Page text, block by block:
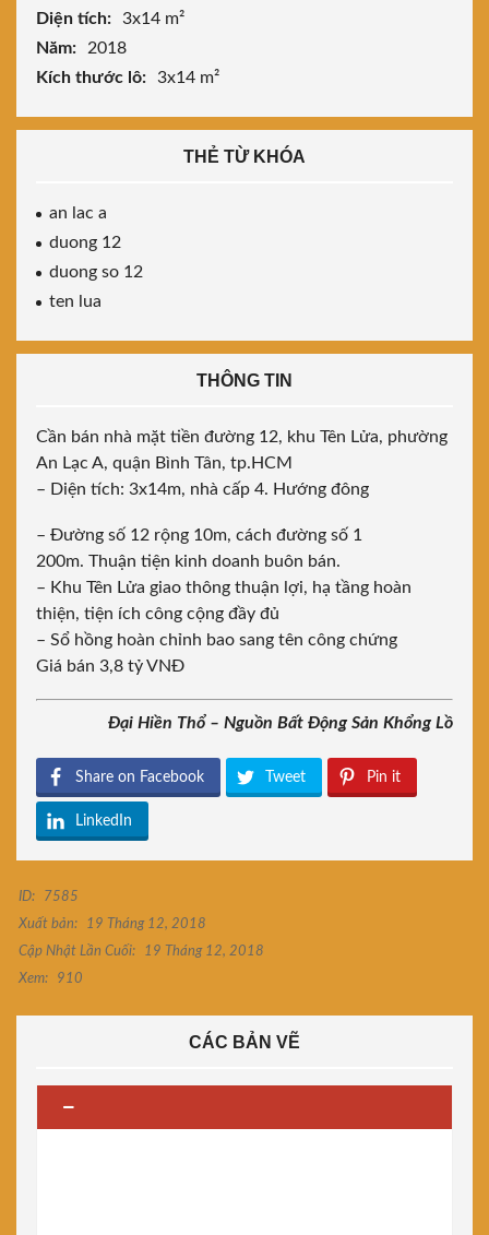
Diện tích:
3x14 m²
Năm:
2018
Kích thước lô:
3x14 m²
THẺ TỪ KHÓA
an lac a
duong 12
duong so 12
ten lua
THÔNG TIN
Cần bán nhà mặt tiền đường 12, khu Tên Lửa, phường
An Lạc A, quận Bình Tân, tp.HCM
– Diện tích: 3x14m, nhà cấp 4. Hướng đông
– Đường số 12 rộng 10m, cách đường số 1
200m. Thuận tiện kinh doanh buôn bán.
– Khu Tên Lửa giao thông thuận lợi, hạ tầng hoàn
thiện, tiện ích công cộng đầy đủ
– Sổ hồng hoàn chỉnh bao sang tên công chứng
Giá bán 3,8 tỷ VNĐ
Đại Hiền Thổ – Nguồn Bất Động Sản Khổng Lồ
Share on Facebook Tweet Pin it
LinkedIn
ID:
7585
Xuất bản:
19 Tháng 12, 2018
Cập Nhật Lần Cuối:
19 Tháng 12, 2018
Xem:
910
CÁC BẢN VẼ